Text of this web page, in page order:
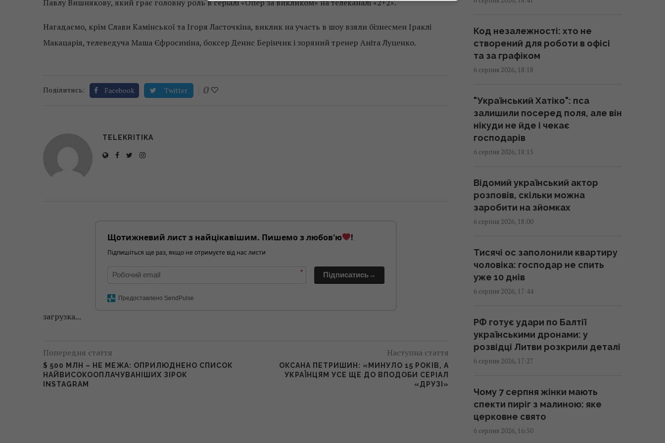
Павлу Вишнякову, який грає головну роль в серіалі «Опер за викликом» на телеканалі «2+2».
Нагадаємо, крім Слави Камінської та Ігоря Ласточкіна, виклик на участь в шоу взяли бізнесмен Іраклі
Макацарія, телеведуча Маша Єфросиніна, боксер Денис Берінчик і зоряний тренер Аніта Луценко.
Поділитись: Facebook Twitter 0
TELEKRITIKA
Щотижневий лист з найцікавішим. Пишемо з любов'ю !
Підпишіться ще раз, якщо не отримуєте від нас листи
* Підписатись→
Предоставлено SendPulse
загрузка...
Попередня стаття
$ 500 МЛН – НЕ МЕЖА: ОПРИЛЮДНЕНО СПИСОК
НАЙВИСОКООПЛАЧУВАНІШИХ ЗІРОК
INSTAGRAM
Наступна стаття
ОКСАНА ПЕТРИШИН: «МИНУЛО 15 РОКІВ, А
УКРАЇНЦЯМ УСЕ ЩЕ ДО ВПОДОБИ СЕРІАЛ
«ДРУЗІ»
жирів набагато більше, ніж в
авокадо
17:55 четвер, 06 серпня 2026
моделі iPhone: саме ними
власники задоволені найбільше
17:55 четвер, 06 серпня 2026
Чи готова Росія до українських
несподіваний прогноз
17:52 четвер, 06 серпня 2026
"Укренерго" підняло тарифи з 1
вартість зарядки
електромобілів
17:34 четвер, 06 серпня 2026
експерт пояснив проблему з
пусковими установками РФ
17:33 четвер, 06 серпня 2026
Єлисаветград: яка була перша
назва Кропивницького
17:15 четвер, 06 серпня 2026
Код незалежності: хто не
створений для роботи в офісі
та за графіком
6 серпня 2026, 18:18
"Український Хатіко": пса
залишили посеред поля, але він
нікуди не йде і чекає
господарів
6 серпня 2026, 18:15
Відомий український актор
розповів, скільки можна
заробити на зйомках
6 серпня 2026, 18:00
Тисячі ос заполонили квартиру
чоловіка: господар не спить
уже 10 днів
6 серпня 2026, 17:44
РФ готує удари по Балтії
українськими дронами: у
розвідці Литви розкрили деталі
6 серпня 2026, 17:27
Чому 7 серпня жінки мають
спекти пиріг з малиною: яке
церковне свято
6 серпня 2026, 16:50